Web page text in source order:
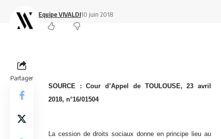
Equipe VIVALDI10 juin 2018
Partager
SOURCE : Cour d’Appel de TOULOUSE, 23 avril
2018, n°16/01504
La cession de droits sociaux donne en principe lieu au